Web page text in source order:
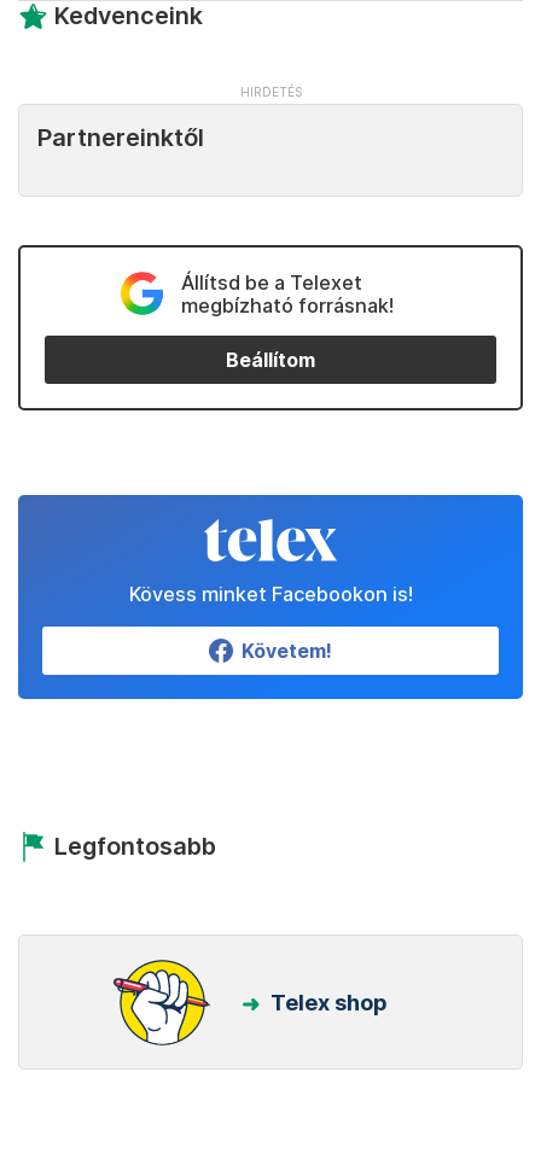
Kedvenceink
Partnereinktől
Állítsd be a Telexet
megbízható forrásnak!
Beállítom
Kövess minket Facebookon is!
Követem!
Legfontosabb
Telex shop